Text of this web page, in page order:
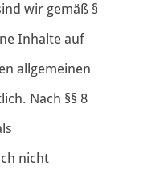
wir gemäß §
Inhalte auf
allgemeinen
Nach §§ 8
nicht